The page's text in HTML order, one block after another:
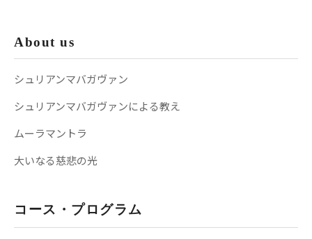
About us
シュリアンマバガヴァン
シュリアンマバガヴァンによる教え
ムーラマントラ
大いなる慈悲の光
コース・プログラム